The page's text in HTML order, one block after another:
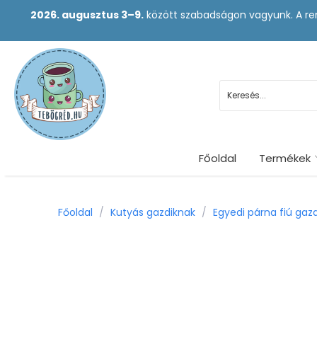
2026. augusztus 3–9. között szabadságon vagyunk. A
Főoldal Termékek
Főoldal / Kutyás gazdiknak / Egyedi párna fiú